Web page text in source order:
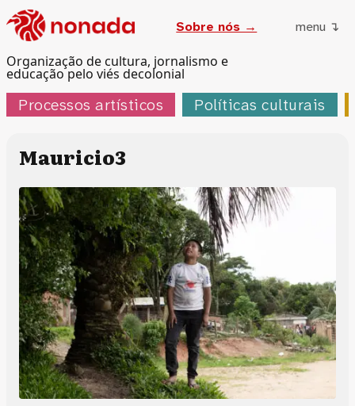
Organização de cultura, jornalismo e
educação pelo viés decolonial
Sobre nós → menu ↴
Processos artísticos Políticas culturais
Mauricio3